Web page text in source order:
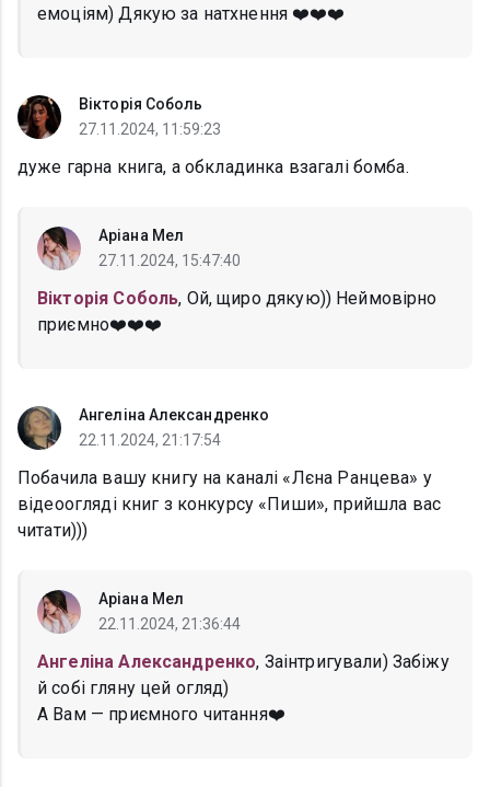
емоціям) Дякую за натхнення ❤️❤️❤️
Вікторія Соболь
27.11.2024, 11:59:23
дуже гарна книга, а обкладинка взагалі бомба.
Аріана Мел
27.11.2024, 15:47:40
Вікторія Соболь, Ой, щиро дякую)) Неймовірно
приємно❤️❤️❤️
Ангеліна Александренко
22.11.2024, 21:17:54
Побачила вашу книгу на каналі «Лєна Ранцева» у
відеоогляді книг з конкурсу «Пиши», прийшла вас
читати)))
Аріана Мел
22.11.2024, 21:36:44
Ангеліна Александренко, Заінтригували) Забіжу
й собі гляну цей огляд)
А Вам — приємного читання❤️